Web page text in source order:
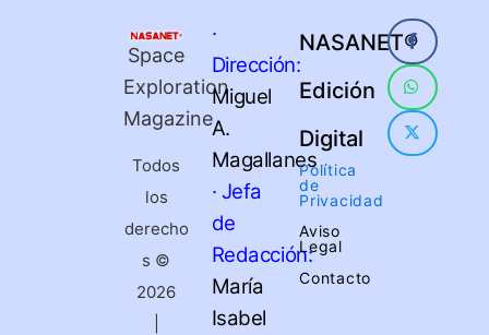
Space
Exploration
Magazine
Todos
los
derecho
s ©
2026
·
Dirección:
Miguel
A.
Magallanes
· Jefa
de
Redacción:
María
Isabel
NASANET®
Edición
Digital
Política
de
Privacidad
Aviso
Legal
Contacto